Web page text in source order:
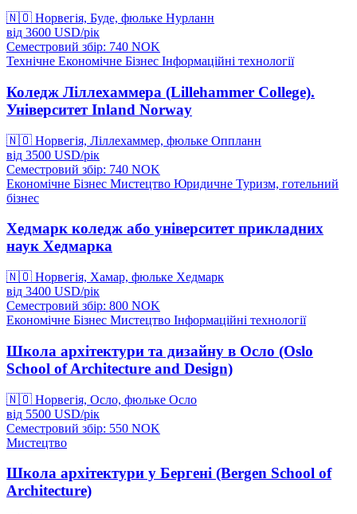
🇳🇴 Норвегія, Буде, фюльке Нурланн
від 3600 USD/рік
Семестровий збір: 740 NOK
Технічне Економічне Бізнес Інформаційні технології
Коледж Ліллехаммера (Lillehammer College).
Університет Inland Norway
🇳🇴 Норвегія, Ліллехаммер, фюльке Оппланн
від 3500 USD/рік
Семестровий збір: 740 NOK
Економічне Бізнес Мистецтво Юридичне Туризм, готельний
бізнес
Хедмарк коледж або університет прикладних
наук Хедмарка
🇳🇴 Норвегія, Хамар, фюльке Хедмарк
від 3400 USD/рік
Семестровий збір: 800 NOK
Економічне Бізнес Мистецтво Інформаційні технології
Школа архітектури та дизайну в Осло (Oslo
School of Architecture and Design)
🇳🇴 Норвегія, Осло, фюльке Осло
від 5500 USD/рік
Семестровий збір: 550 NOK
Мистецтво
Школа архітектури у Бергені (Bergen School of
Architecture)